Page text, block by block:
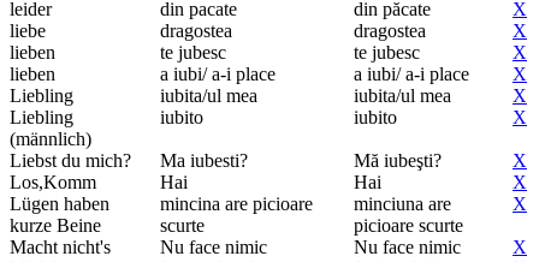
leider
din pacate din păcate
X
liebe
dragostea dragostea
X
lieben
te jubesc te jubesc
X
lieben
a iubi/ a-i place a iubi/ a-i place
X
Liebling
iubita/ul mea iubita/ul mea
X
Liebling
(männlich)
iubito iubito X
Liebst du mich? Ma iubesti? Mă iubeşti?
X
Los,Komm
Hai Hai
X
Lügen haben
kurze Beine
mincina are picioare
scurte
minciuna are
picioare scurte
X
Macht nicht's Nu face nimic Nu face nimic
X